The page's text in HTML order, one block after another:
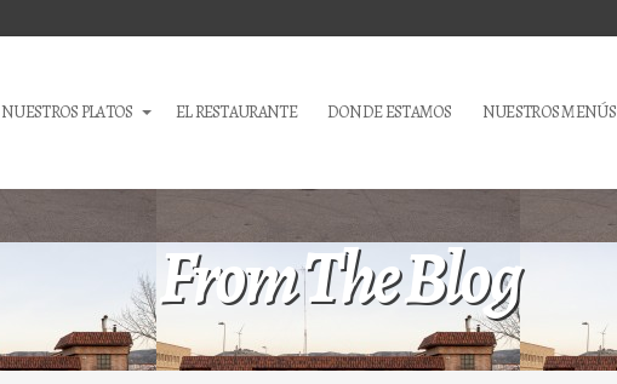
NUESTROS PLATOS EL RESTAURANTE DONDE ESTAMOS NUESTROS MENÚS
From The Blog